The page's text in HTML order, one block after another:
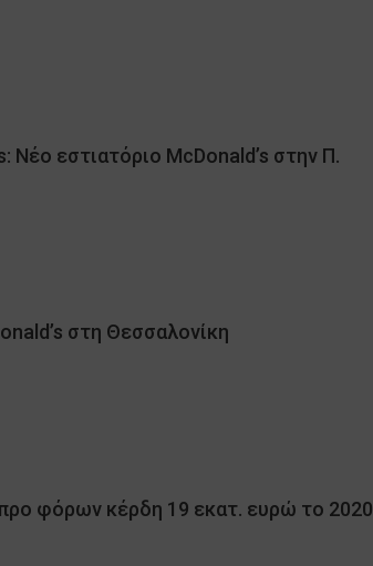
Νέο εστιατόριο McDonald’s στην Π.
στη Θεσσαλονίκη
φόρων κέρδη 19 εκατ. ευρώ το 2020